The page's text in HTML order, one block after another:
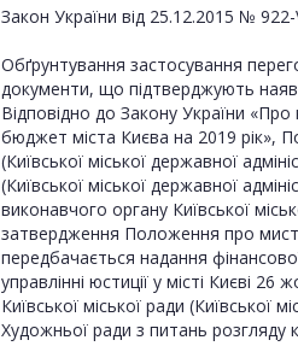
Закон України від 25.12.2015 № 922-
Обґрунтування застосування
документи, що підтверджують
Відповідно до Закону України
бюджет міста Києва на 2019 рік»,
(Київської міської державної
(Київської міської державної
виконавчого органу Київської
затвердження Положення про
передбачається надання
управлінні юстиції у місті Києві
Київської міської ради (Київської
Художньої ради з питань розгляду